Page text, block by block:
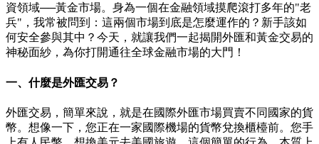
資領域──黃金市場。身為一個在金融領域摸爬滾打多年的"老
兵"，我常被問到：這兩個市場到底是怎麼運作的？新手該如
何安全參與其中？今天，就讓我們一起揭開外匯和黃金交易的
神秘面紗，為你打開通往全球金融市場的大門！
一、什麼是外匯交易？
外匯交易，簡單來說，就是在國際外匯市場買賣不同國家的貨
幣。想像一下，您正在一家國際機場的貨幣兌換櫃檯前。您手